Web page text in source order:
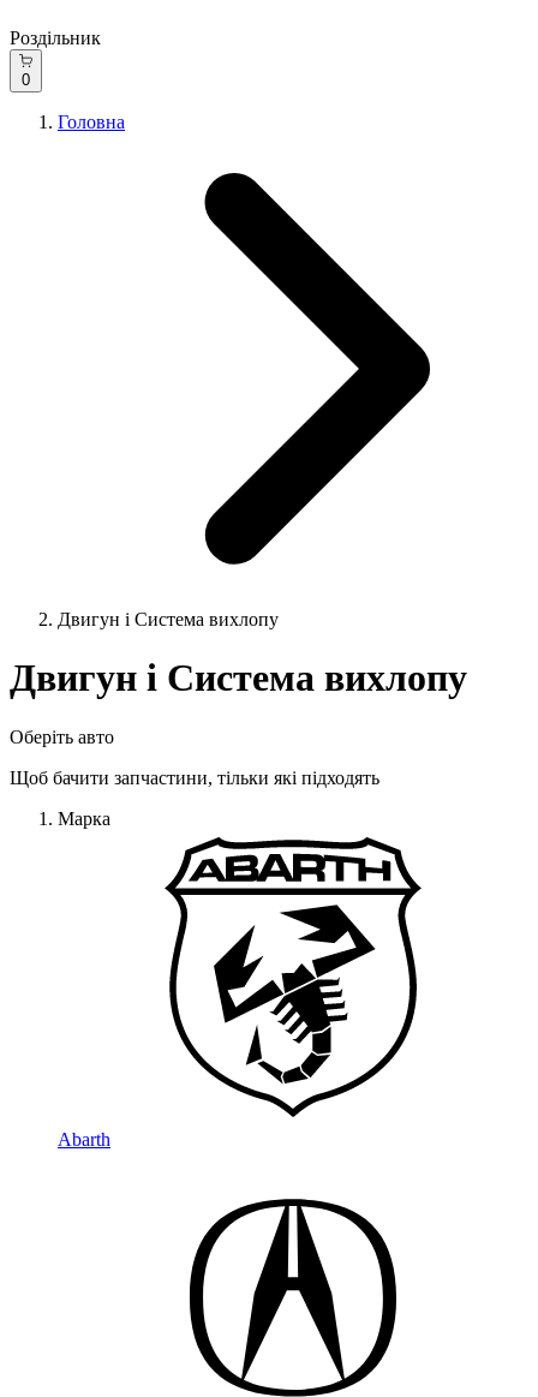
Роздільник
0
Головна
Двигун і Система вихлопу
Двигун і Система вихлопу
Оберіть авто
Щоб бачити запчастини, тільки які підходять
Марка
Abarth